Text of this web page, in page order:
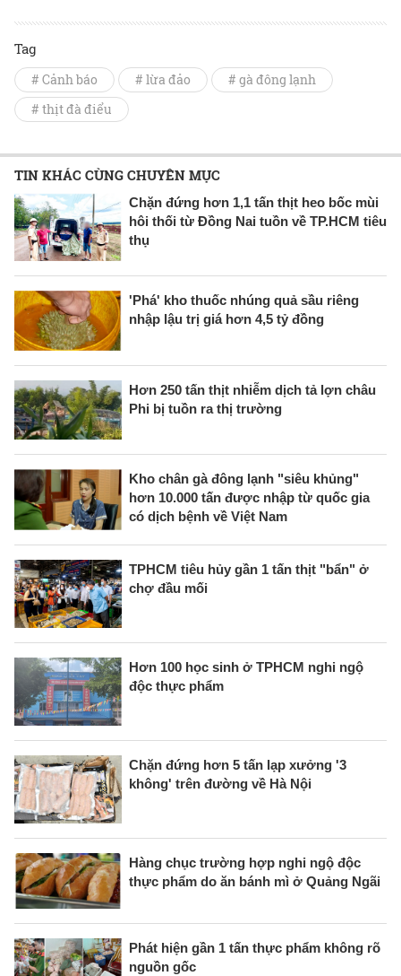
Tag
# Cảnh báo # lừa đảo
# gà đông lạnh
# thịt đà điểu
TIN KHÁC CÙNG CHUYÊN MỤC
Chặn đứng hơn 1,1 tấn thịt heo bốc mùi
hôi thối từ Đồng Nai tuồn về TP.HCM tiêu
thụ
'Phá' kho thuốc nhúng quả sầu riêng
nhập lậu trị giá hơn 4,5 tỷ đồng
Hơn 250 tấn thịt nhiễm dịch tả lợn châu
Phi bị tuồn ra thị trường
Kho chân gà đông lạnh "siêu khủng"
hơn 10.000 tấn được nhập từ quốc gia
có dịch bệnh về Việt Nam
TPHCM tiêu hủy gần 1 tấn thịt "bẩn" ở
chợ đầu mối
Hơn 100 học sinh ở TPHCM nghi ngộ
độc thực phẩm
Chặn đứng hơn 5 tấn lạp xưởng '3
không' trên đường về Hà Nội
Hàng chục trường hợp nghi ngộ độc
thực phẩm do ăn bánh mì ở Quảng Ngãi
Phát hiện gần 1 tấn thực phẩm không rõ
nguồn gốc